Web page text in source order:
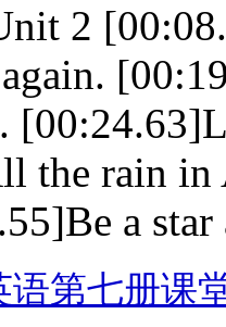
2
the rain in
a star
第七册课